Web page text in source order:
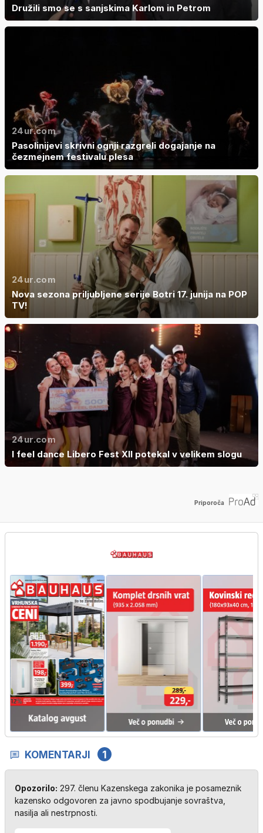
Družili smo se s sanjskima Karlom in Petrom
24ur.com
Pasolinijevi skrivni ognji razgreli dogajanje na
čezmejnem festivalu plesa
24ur.com
Nova sezona priljubljene serije Botri 17. junija na POP
TV!
24ur.com
I feel dance Libero Fest XII potekal v velikem slogu
Priporoča
KOMENTARJI 1
Opozorilo: 297. členu Kazenskega zakonika je posameznik
kazensko odgovoren za javno spodbujanje sovraštva,
nasilja ali nestrpnosti.